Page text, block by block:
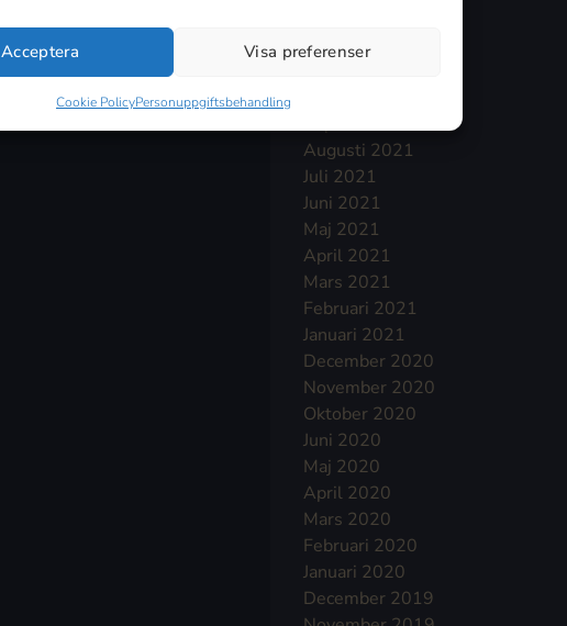
Acceptera Visa preferenser
Cookie PolicyPersonuppgiftsbehandling
December 2021
Augusti 2021
Juli 2021
Juni 2021
Maj 2021
April 2021
Mars 2021
Februari 2021
Januari 2021
December 2020
November 2020
Oktober 2020
Juni 2020
Maj 2020
April 2020
Mars 2020
Februari 2020
Januari 2020
December 2019